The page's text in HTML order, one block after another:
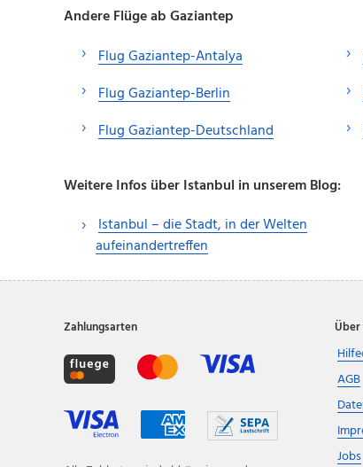
Andere Flüge ab Gaziantep
Flug Gaziantep-Antalya
Flug Gaziantep-Berlin
Flug Gaziantep-Deutschland
Weitere Infos über Istanbul in unserem Blog:
Istanbul – die Stadt, in der Welten
aufeinandertreffen